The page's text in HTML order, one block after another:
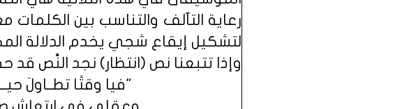
رعاية التآلف والتناسب بين
لتشكيل إيقاع شجي يخدم الدلالة
وإذا تتبعنا نص (انتظار) نجد النَّص قد
"فيا وقتًا تطــاولَ